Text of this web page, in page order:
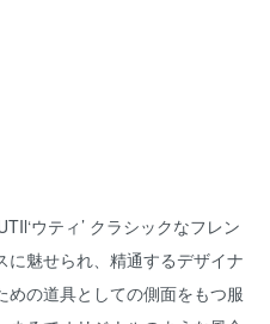
ウティ’ クラシックなフレン
魅せられ、精通するデザイナ
めの道具としての側面をもつ服